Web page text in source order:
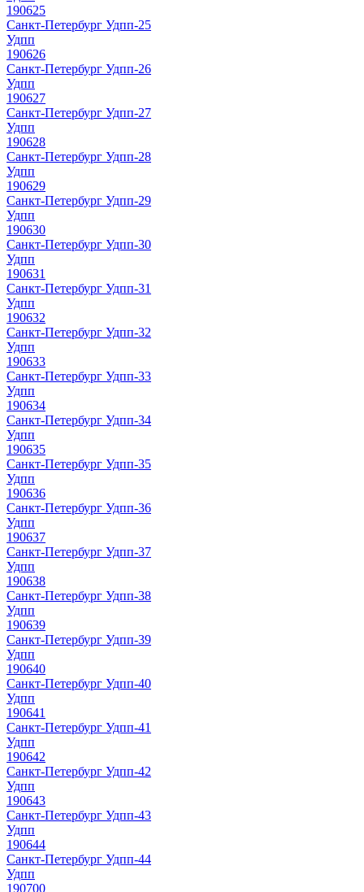
190625
Санкт-Петербург Удпп-25
Удпп
190626
Санкт-Петербург Удпп-26
Удпп
190627
Санкт-Петербург Удпп-27
Удпп
190628
Санкт-Петербург Удпп-28
Удпп
190629
Санкт-Петербург Удпп-29
Удпп
190630
Санкт-Петербург Удпп-30
Удпп
190631
Санкт-Петербург Удпп-31
Удпп
190632
Санкт-Петербург Удпп-32
Удпп
190633
Санкт-Петербург Удпп-33
Удпп
190634
Санкт-Петербург Удпп-34
Удпп
190635
Санкт-Петербург Удпп-35
Удпп
190636
Санкт-Петербург Удпп-36
Удпп
190637
Санкт-Петербург Удпп-37
Удпп
190638
Санкт-Петербург Удпп-38
Удпп
190639
Санкт-Петербург Удпп-39
Удпп
190640
Санкт-Петербург Удпп-40
Удпп
190641
Санкт-Петербург Удпп-41
Удпп
190642
Санкт-Петербург Удпп-42
Удпп
190643
Санкт-Петербург Удпп-43
Удпп
190644
Санкт-Петербург Удпп-44
Удпп
190700